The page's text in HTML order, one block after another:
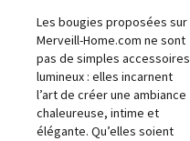
Les bougies proposées sur
Merveill-Home.com ne sont
pas de simples accessoires
lumineux : elles incarnent
l’art de créer une ambiance
chaleureuse, intime et
élégante. Qu’elles soient